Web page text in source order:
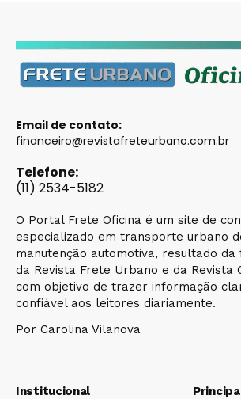
Email de contato:
financeiro@revistafreteurbano.com.br
Telefone:
(11) 2534-5182
O Portal Frete Oficina é um site de
especializado em transporte urbano
manutenção automotiva, resultado da
da Revista Frete Urbano e da Revista
com objetivo de trazer informação
confiável aos leitores diariamente.
Por Carolina Vilanova
Institucional